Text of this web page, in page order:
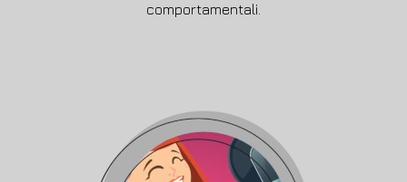
comportamentali.